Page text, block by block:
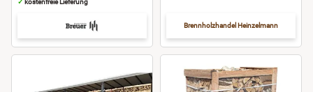
✓ kostenfreie Lieferung
Brennholzhandel Heinzelmann